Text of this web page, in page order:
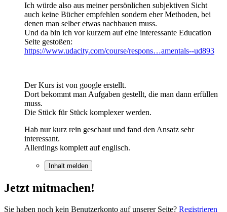
Ich würde also aus meiner persönlichen subjektiven Sicht
auch keine Bücher empfehlen sondern eher Methoden, bei
denen man selber etwas nachbauen muss.
Und da bin ich vor kurzem auf eine interessante Education
Seite gestoßen:
https://www.udacity.com/course/respons…amentals--ud893
Der Kurs ist von google erstellt.
Dort bekommt man Aufgaben gestellt, die man dann erfüllen
muss.
Die Stück für Stück komplexer werden.
Hab nur kurz rein geschaut und fand den Ansatz sehr
interessant.
Allerdings komplett auf englisch.
Inhalt melden
Jetzt mitmachen!
Sie haben noch kein Benutzerkonto auf unserer Seite? Registrieren